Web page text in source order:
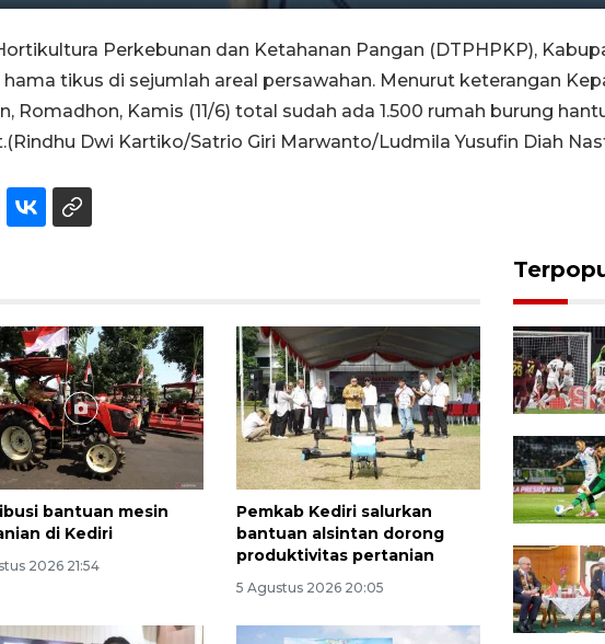
Perkebunan dan Ketahanan Pangan (DTPHPKP),
tikus di sejumlah areal persawahan. Menurut keterangan
Romadhon, Kamis (11/6) total sudah ada 1.500 rumah burung
Dwi Kartiko/Satrio Giri Marwanto/Ludmila Yusufin Diah
bantuan mesin
di Kediri
2026 21:54
Pemkab Kediri salurkan
bantuan alsintan dorong
produktivitas pertanian
5 Agustus 2026 20:05